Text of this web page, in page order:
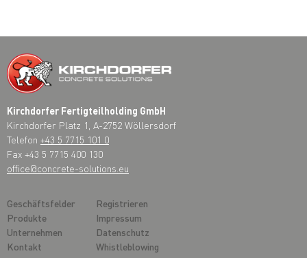
Kirchdorfer Fertigteilholding GmbH
Kirchdorfer Platz 1, A-2752 Wöllersdorf
Telefon +43 5 7715 101 0
Fax +43 5 7715 400 130
office@concrete-solutions.eu
Geschäftsfelder
Produkte
Unternehmen
Kontakt
Registrieren
Impressum
Datenschutz
Whistleblowing